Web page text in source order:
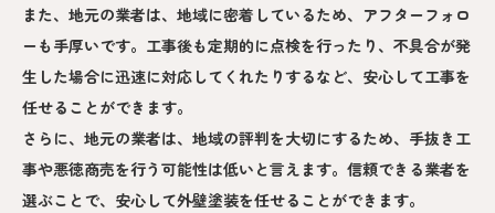
また、地元の業者は、地域に密着しているため、アフターフォロ
ーも手厚いです。工事後も定期的に点検を行ったり、不具合が発
生した場合に迅速に対応してくれたりするなど、安心して工事を
任せることができます。
さらに、地元の業者は、地域の評判を大切にするため、手抜き工
事や悪徳商売を行う可能性は低いと言えます。信頼できる業者を
選ぶことで、安心して外壁塗装を任せることができます。